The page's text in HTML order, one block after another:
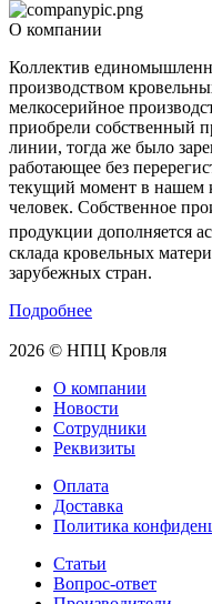
О компании
Коллектив
производством
мелкосерийное
приобрели собственный
линии, тогда же было
работающее без
текущий момент в нашем
человек. Собственное
продукции дополняется
склада кровельных
зарубежных стран.
Подробнее
2026 © НПЦ Кровля
О компании
Новости
Сотрудники
Реквизиты
Оплата
Доставка
Политика
Статьи
Вопрос-ответ